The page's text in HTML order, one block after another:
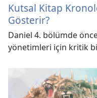
Kutsal Kitap
Gösterir?
Daniel 4. bölümde
yönetimleri için kritik